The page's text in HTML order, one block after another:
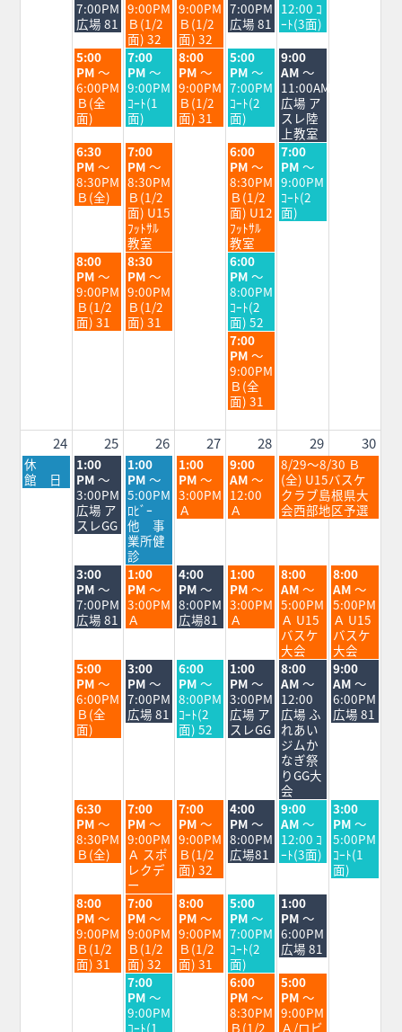
日,
8
月
18th
2026
7:00PM
広場 81
日,
8
月
19th
2026
9:00PM
Ｂ(1/2
面) 32
日,
8
月
20th
2026
9:00PM
Ｂ(1/2
面) 32
日,
8
月
21st
2026
7:00PM
広場 81
日,
8
月
22nd
2026
12:00 ｺ
ｰﾄ(3面)
火
曜
日,
8
月
18th
2026
5:00
PM ～
6:00PM
Ｂ(全
面)
水
曜
日,
8
月
19th
2026
7:00
PM ～
9:00PM
ｺｰﾄ(1
面)
木
曜
日,
8
月
20th
8:00
PM ～
9:00PM
Ｂ(1/2
面) 31
金
曜
日,
8
月
21st
2026
5:00
PM ～
7:00PM
ｺｰﾄ(2
面)
土
曜
日,
8
月
22nd
2026
9:00
AM ～
11:00AM
広場 ア
スレ陸
上教室
火
曜
日,
8
月
6:30
PM ～
8:30PM
Ｂ(全)
水
曜
日,
8
月
19th
2026
7:00
PM ～
8:30PM
Ｂ(1/2
面) U15
ﾌｯﾄｻﾙ
教室
金
曜
日,
8
月
21st
2026
6:00
PM ～
8:30PM
Ｂ(1/2
面) U12
ﾌｯﾄｻﾙ
教室
土
曜
日,
8
月
22nd
7:00
PM ～
9:00PM
ｺｰﾄ(2
面)
火
曜
日,
8
月
18th
8:00
PM ～
9:00PM
Ｂ(1/2
面) 31
水
曜
日,
8
月
19th
8:30
PM ～
9:00PM
Ｂ(1/2
面) 31
金
曜
日,
8
月
21st
2026
6:00
PM ～
8:00PM
ｺｰﾄ(2
面) 52
金
曜
日,
8
月
21st
2026
7:00
PM ～
9:00PM
Ｂ(全
面) 31
24 25 26 27 28 29 30
月
曜
日,
休
館 日
火
曜
日,
8
月
25th
1:00
PM ～
3:00PM
広場 ア
スレGG
水
曜
日,
8
月
26th
2026
1:00
PM ～
5:00PM
ﾛﾋﾞｰ
他 事
業所健
診
木
曜
日,
8
月
1:00
PM ～
3:00PM
Ａ
金
曜
日,
8
月
9:00
AM ～
12:00
Ａ
土
曜
日,
8
月
8/29～8/30 Ｂ
(全) U15バスケ
クラブ島根県大
会西部地区予選
火
曜
日,
8
月
2026
3:00
PM ～
7:00PM
広場 81
水
曜
日,
8
月
2026
1:00
PM ～
3:00PM
Ａ
木
曜
日,
8
月
2026
4:00
PM ～
8:00PM
広場81
金
曜
日,
8
月
2026
1:00
PM ～
3:00PM
Ａ
土
曜
日,
8
月
29th
2026
8:00
AM ～
5:00PM
Ａ U15
バスケ
大会
日
曜
日,
8
月
30th
2026
8:00
AM ～
5:00PM
Ａ U15
バスケ
大会
火
曜
日,
8
月
25th
5:00
PM ～
6:00PM
Ｂ(全
面)
水
曜
日,
8
月
3:00
PM ～
7:00PM
広場 81
木
曜
日,
8
月
27th
6:00
PM ～
8:00PM
ｺｰﾄ(2
面) 52
金
曜
日,
8
月
28th
1:00
PM ～
3:00PM
広場 ア
スレGG
土
曜
日,
8
月
29th
2026
8:00
AM ～
12:00
広場 ふ
れあい
ジムか
なぎ祭
りGG大
会
日
曜
日,
8
月
9:00
AM ～
6:00PM
広場 81
火
曜
日,
8
月
2026
6:30
PM ～
8:30PM
Ｂ(全)
水
曜
日,
8
月
26th
2026
7:00
PM ～
9:00PM
Ａ スポ
レクデ
ー
木
曜
日,
8
月
27th
2026
7:00
PM ～
9:00PM
Ｂ(1/2
面) 32
金
曜
日,
8
月
2026
4:00
PM ～
8:00PM
広場81
土
曜
日,
8
月
2026
9:00
AM ～
12:00 ｺ
ｰﾄ(3面)
日
曜
日,
8
月
30th
3:00
PM ～
5:00PM
ｺｰﾄ(1
面)
火
曜
日,
8
月
25th
8:00
PM ～
9:00PM
Ｂ(1/2
面) 31
水
曜
日,
8
月
26th
2026
7:00
PM ～
9:00PM
Ｂ(1/2
面) 32
木
曜
日,
8
月
27th
8:00
PM ～
9:00PM
Ｂ(1/2
面) 31
金
曜
日,
8
月
28th
2026
5:00
PM ～
7:00PM
ｺｰﾄ(2
面)
土
曜
日,
8
月
29th
2026
1:00
PM ～
6:00PM
広場 81
水
曜
日,
8
7:00
PM ～
9:00PM
ｺｰﾄ(1
金
曜
日,
8
6:00
PM ～
8:30PM
Ｂ(1/2
土
曜
日,
8
5:00
PM ～
9:00PM
Ａ/ロビ